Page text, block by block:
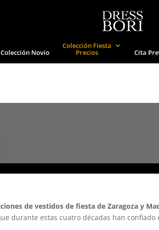
Colección Novio
Colección Fiesta
Precios Cita
de vestidos de fiesta de Zaragoza y
durante estas cuatro décadas han